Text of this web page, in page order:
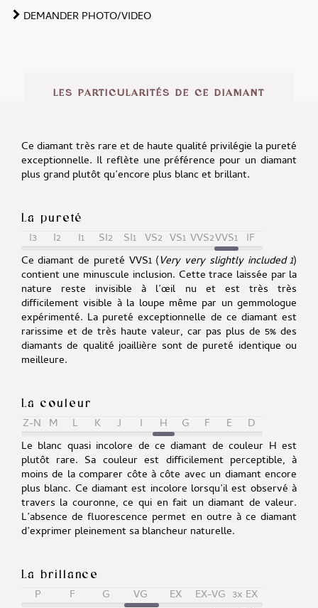
Alternative:
DEMANDER PHOTO/VIDEO
LES PARTICULARITÉS DE CE DIAMANT
Ce diamant très rare et de haute qualité privilégie la pureté
exceptionnelle. Il reflète une préférence pour un diamant
plus grand plutôt qu’encore plus blanc et brillant.
La pureté
I3 I2 I1 SI2 SI1 VS2 VS1 VVS2VVS1 IF
Ce diamant de pureté VVS1 (Very very slightly included 1)
contient une minuscule inclusion. Cette trace laissée par la
nature reste invisible à l’œil nu et est très très
difficilement visible à la loupe même par un gemmologue
expérimenté. La pureté exceptionnelle de ce diamant est
rarissime et de très haute valeur, car pas plus de 5% des
diamants de qualité joaillière sont de pureté identique ou
meilleure.
La couleur
Z-N M L K J I H G F E
D
Le blanc quasi incolore de ce diamant de couleur H est
plutôt rare. Sa couleur est difficilement perceptible, à
moins de la comparer côte à côte avec un diamant encore
plus blanc. Ce diamant est incolore lorsqu’il est observé à
travers la couronne, ce qui en fait un diamant de valeur.
L’absence de fluorescence permet en outre à ce diamant
d’exprimer pleinement sa blancheur naturelle.
La brillance
P F G VG EX EX-VG 3x EX